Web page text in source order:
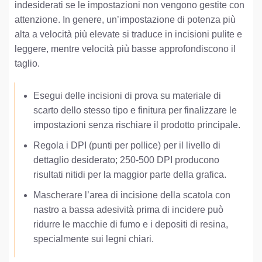
indesiderati se le impostazioni non vengono gestite con
attenzione. In genere, un’impostazione di potenza più
alta a velocità più elevate si traduce in incisioni pulite e
leggere, mentre velocità più basse approfondiscono il
taglio.
Esegui delle incisioni di prova su materiale di
scarto dello stesso tipo e finitura per finalizzare le
impostazioni senza rischiare il prodotto principale.
Regola i DPI (punti per pollice) per il livello di
dettaglio desiderato; 250-500 DPI producono
risultati nitidi per la maggior parte della grafica.
Mascherare l’area di incisione della scatola con
nastro a bassa adesività prima di incidere può
ridurre le macchie di fumo e i depositi di resina,
specialmente sui legni chiari.